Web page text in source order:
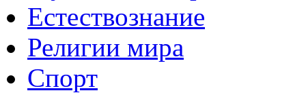
Естествознание
Религии мира
Спорт